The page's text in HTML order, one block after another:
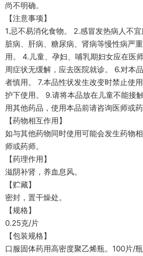
尚不明确。
【注意事项】
1.忌不易消化食物。 2.感冒发热病人不
脏病、肝病、糖尿病、肾病等慢性病严
用。 4.儿童、孕妇、哺乳期妇女应在医
周症状无缓解，应去医院就诊。 6.对本
者慎用。 7.本品性状发生改变时禁止使
护下使用。 9.请将本品放在儿童不能接
用其他药品，使用本品前请咨询医师或药
【药物相互作用】
如与其他药物同时使用可能会发生药物
师或药师。
【药理作用】
滋阴补肾，养血息风。
【贮藏】
密封，置干燥处。
【规格】
0.25克/片
【包装规格】
口服固体药用高密度聚乙烯瓶。100片/瓶